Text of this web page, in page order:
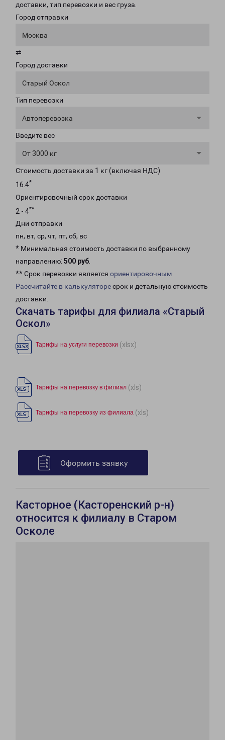
доставки, тип перевозки и вес груза.
Город отправки
Москва
⇄
Город доставки
Старый Оскол
Тип перевозки
Автоперевозка
Введите вес
От 3000 кг
Стоимость доставки за 1 кг (включая НДС)
16.4*
Ориентировочный срок доставки
2 - 4**
Дни отправки
пн, вт, ср, чт, пт, сб, вс
* Минимальная стоимость доставки по выбранному
направлению: 500 руб.
** Срок перевозки является ориентировочным
Рассчитайте в калькуляторесрок и детальную стоимость
доставки.
Скачать тарифы для филиала «Старый
Оскол»
Тарифы на услуги перевозки (xlsx)
Тарифы на перевозку в филиал (xls)
Тарифы на перевозку из филиала (xls)
Оформить заявку
Касторное (Касторенский р-н)
относится к филиалу в Старом
Осколе